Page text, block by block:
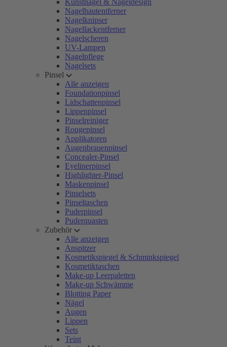
Kunstnägel & Nageldesign
Nagelhautentferner
Nagelknipser
Nagellackentferner
Nagelscheren
UV-Lampen
Nagelpflege
Nagelsets
Pinsel
Alle anzeigen
Foundationpinsel
Lidschattenpinsel
Lippenpinsel
Pinselreiniger
Rougepinsel
Applikatoren
Augenbrauenpinsel
Concealer-Pinsel
Eyelinerpinsel
Highlighter-Pinsel
Maskenpinsel
Pinselsets
Pinseltaschen
Puderpinsel
Puderquasten
Zubehör
Alle anzeigen
Anspitzer
Kosmetikspiegel & Schminkspiegel
Kosmetiktaschen
Make-up Leerpaletten
Make-up Schwämme
Blotting Paper
Nägel
Augen
Lippen
Sets
Teint